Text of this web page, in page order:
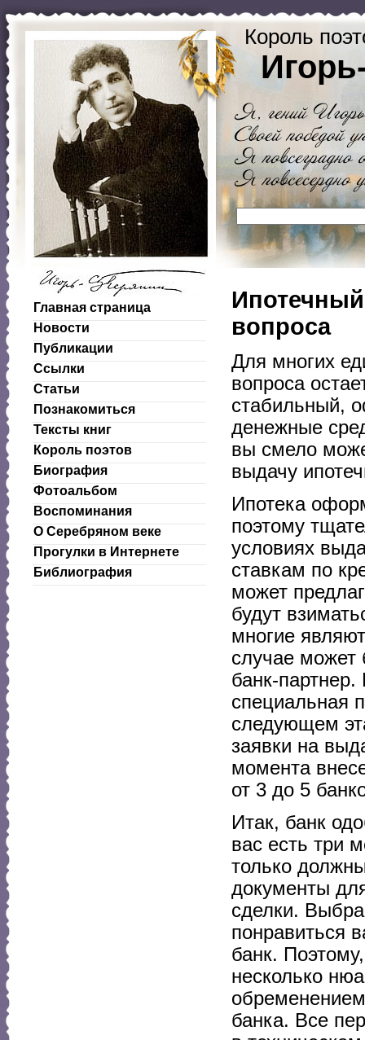
Король
Главная страница
Новости
Публикации
Ссылки
Статьи
Познакомиться
Тексты книг
Король поэтов
Биография
Фотоальбом
Воспоминания
О Серебряном веке
Прогулки в Интернете
Библиография
вопроса
Для многих
вопроса
стабильный,
денежные
вы смело
выдачу
Ипотека
поэтому
условиях
ставкам по
может
будут
многие
случае может
банк-партнер.
специальная
следующем
заявки на
момента
от 3 до 5
Итак, банк
вас есть три
только
документы
сделки.
понравиться
банк.
несколько
банка. Все